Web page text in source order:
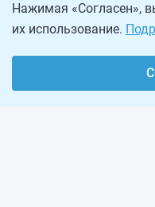
Нажимая «Согласен»,
их использование.